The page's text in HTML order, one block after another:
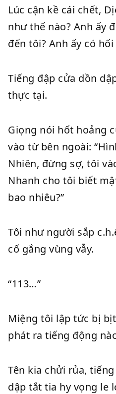
Lúc cận kề cái chết,
như thế nào? Anh ấy
đến tôi? Anh ấy có
Tiếng đập cửa dồn
thực tại.
Giọng nói hốt hoảng
vào từ bên ngoài:
Nhiên, đừng sợ, tôi
Nhanh cho tôi biết
bao nhiêu?”
Tôi như người sắp
cố gắng vùng vẫy.
“113…”
Miệng tôi lập tức bị
phát ra tiếng động
Tên kia chửi rủa,
dập tắt tia hy vọng le